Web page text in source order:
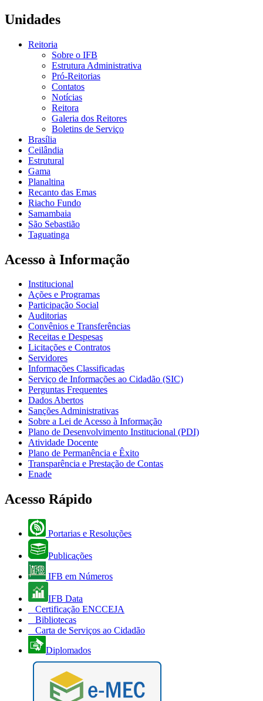
Unidades
Reitoria
Sobre o IFB
Estrutura Administrativa
Pró-Reitorias
Contatos
Notícias
Reitora
Galeria dos Reitores
Boletins de Serviço
Brasília
Ceilândia
Estrutural
Gama
Planaltina
Recanto das Emas
Riacho Fundo
Samambaia
São Sebastião
Taguatinga
Acesso à Informação
Institucional
Ações e Programas
Participação Social
Auditorias
Convênios e Transferências
Receitas e Despesas
Licitações e Contratos
Servidores
Informações Classificadas
Serviço de Informações ao Cidadão (SIC)
Perguntas Frequentes
Dados Abertos
Sanções Administrativas
Sobre a Lei de Acesso à Informação
Plano de Desenvolvimento Institucional (PDI)
Atividade Docente
Plano de Permanência e Êxito
Transparência e Prestação de Contas
Enade
Acesso Rápido
Portarias e Resoluções
Publicações
IFB em Números
IFB Data
Certificação ENCCEJA
Bibliotecas
Carta de Serviços ao Cidadão
Diplomados